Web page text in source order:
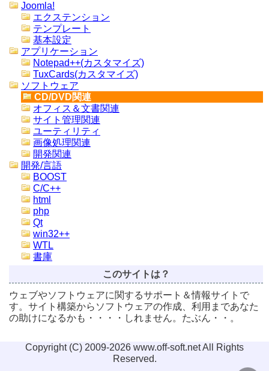
Joomla!
エクステンション
テンプレート
基本設定
アプリケーション
Notepad++(カスタマイズ)
TuxCards(カスタマイズ)
ソフトウェア
CD/DVD関連
オフィス＆文書関連
サイト管理関連
ユーティリティ
画像処理関連
開発関連
開発/言語
BOOST
C/C++
html
php
Qt
win32++
WTL
書庫
このサイトは？
ウェブやソフトウェアに関するサポート＆情報サイトで
す。サイト構築からソフトウェアの作成、利用まであなた
の助けになるかも・・・・しれません。たぶん・・。
Copyright (C) 2009-2026 www.off-soft.net All Rights
Reserved.